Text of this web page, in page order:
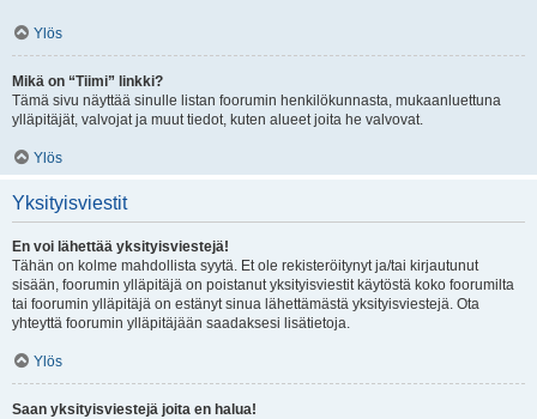
Ylös
Mikä on “Tiimi” linkki?
Tämä sivu näyttää sinulle listan foorumin henkilökunnasta, mukaanluettuna
ylläpitäjät, valvojat ja muut tiedot, kuten alueet joita he valvovat.
Ylös
Yksityisviestit
En voi lähettää yksityisviestejä!
Tähän on kolme mahdollista syytä. Et ole rekisteröitynyt ja/tai kirjautunut
sisään, foorumin ylläpitäjä on poistanut yksityisviestit käytöstä koko foorumilta
tai foorumin ylläpitäjä on estänyt sinua lähettämästä yksityisviestejä. Ota
yhteyttä foorumin ylläpitäjään saadaksesi lisätietoja.
Ylös
Saan yksityisviestejä joita en halua!